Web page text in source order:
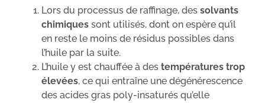
Lors du processus de raffinage, des solvants
chimiques sont utilisés, dont on espère qu’il
en reste le moins de résidus possibles dans
l’huile par la suite.
L’huile y est chauffée à des températures trop
élevées, ce qui entraîne une dégénérescence
des acides gras poly-insaturés qu’elle